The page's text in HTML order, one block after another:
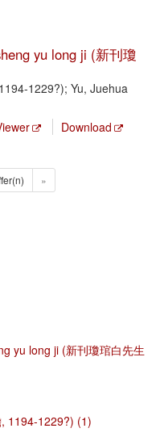
yu long ji (新刊瓊
1229?); Yu, Juehua
Download
»
yu long ji (新刊瓊琯白先生
1194-1229?) (1)